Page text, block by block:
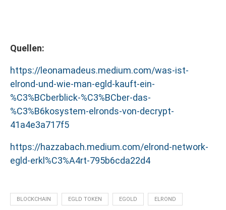
Quellen:
https://leonamadeus.medium.com/was-ist-
elrond-und-wie-man-egld-kauft-ein-
%C3%BCberblick-%C3%BCber-das-
%C3%B6kosystem-elronds-von-decrypt-
41a4e3a717f5
https://hazzabach.medium.com/elrond-network-
egld-erkl%C3%A4rt-795b6cda22d4
BLOCKCHAIN EGLD TOKEN EGOLD ELROND